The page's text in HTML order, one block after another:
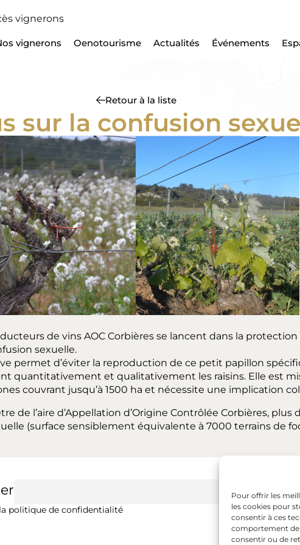
Pour offrir les
les cookies pour
consentir à ces
comportement de
consentir ou de
vignerons
vignerons Oenotourisme Actualités Événements
Retour à la liste
sur la confusion
de vins AOC Corbières se lancent dans la
sexuelle.
permet d’éviter la reproduction de ce petit papillon
quantitativement et qualitativement les raisins. Elle est
couvrant jusqu’à 1500 ha et nécessite une implication
de l’aire d’Appellation d’Origine Contrôlée Corbières,
(surface sensiblement équivalente à 7000 terrains de
politique de confidentialité